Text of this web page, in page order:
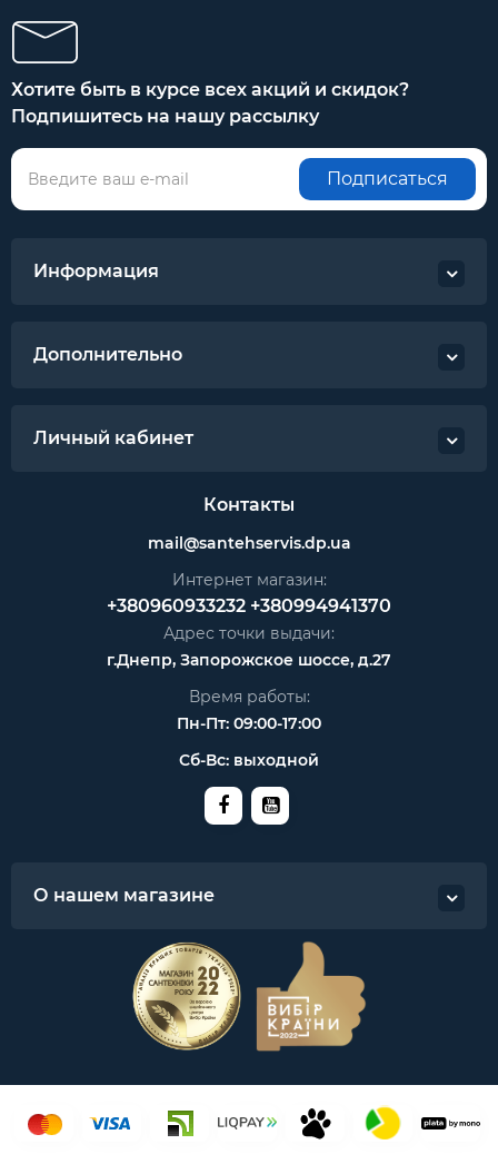
Хотите быть в курсе всех акций и скидок?
Подпишитесь на нашу рассылку
Подписаться
Информация
Дополнительно
Личный кабинет
Контакты
mail@santehservis.dp.ua
Интернет магазин:
+380960933232 +380994941370
Адрес точки выдачи:
г.Днепр, Запорожское шоссе, д.27
Время работы:
Пн-Пт: 09:00-17:00
Сб-Вс: выходной
О нашем магазине